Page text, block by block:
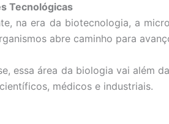
Tecnológicas
na era da biotecnologia, a
abre caminho para
essa área da biologia vai além
médicos e industriais.